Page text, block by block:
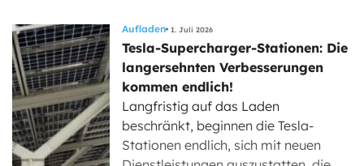
Aufladen 1. Juli 2026
Tesla-Supercharger-Stationen: Die
langersehnten Verbesserungen
kommen endlich!
Langfristig auf das Laden
beschränkt, beginnen die Tesla-
Stationen endlich, sich mit neuen